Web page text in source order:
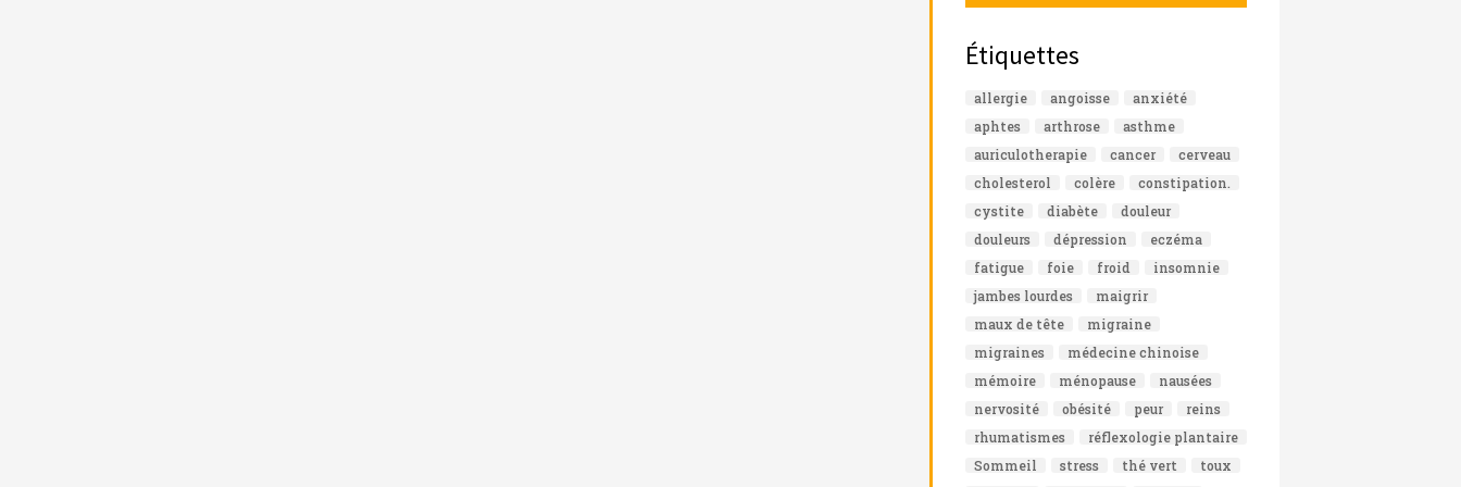
Étiquettes
allergie angoisse
anxiété
aphtes
arthrose
asthme
auriculotherapie
cancer
cerveau
cholesterol
colère
constipation.
cystite
diabète
douleur
douleurs
dépression
eczéma
fatigue
foie froid
insomnie
jambes lourdes
maigrir
maux de tête
migraine
migraines
médecine chinoise
mémoire
ménopause
nausées
nervosité
obésité peur
reins
rhumatismes
réflexologie plantaire
Sommeil
stress thé vert
toux